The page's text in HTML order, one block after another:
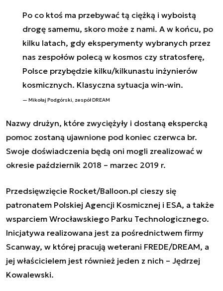
Po co ktoś ma przebywać tą ciężką i wyboistą
drogę samemu, skoro może z nami. A w końcu, po
kilku latach, gdy eksperymenty wybranych przez
nas zespołów polecą w kosmos czy stratosferę,
Polsce przybędzie kilku/kilkunastu inżynierów
kosmicznych. Klasyczna sytuacja win-win.
Mikołaj Podgórski, zespół DREAM
Nazwy drużyn, które zwyciężyły i dostaną ekspercką
pomoc zostaną ujawnione pod koniec czerwca br.
Swoje doświadczenia będą oni mogli zrealizować w
okresie październik 2018 – marzec 2019 r.
Przedsięwzięcie Rocket/Balloon.pl cieszy się
patronatem Polskiej Agencji Kosmicznej i ESA, a także
wsparciem Wrocławskiego Parku Technologicznego.
Inicjatywa realizowana jest za pośrednictwem firmy
Scanway, w której pracują weterani FREDE/DREAM, a
jej właścicielem jest również jeden z nich – Jędrzej
Kowalewski.